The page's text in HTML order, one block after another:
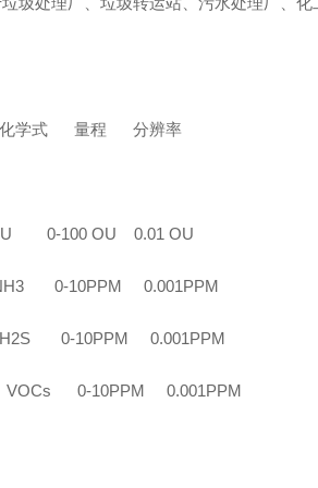
学式 量程 分辨率
0-100 OU 0.01 OU
0-10PPM 0.001PPM
H2S 0-10PPM 0.001PPM
VOCs 0-10PPM 0.001PPM